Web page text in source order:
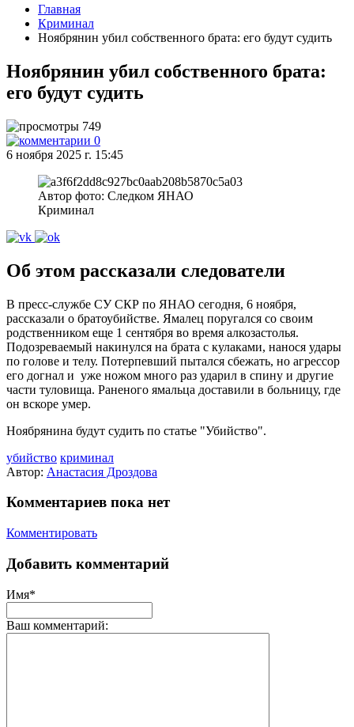
Главная
Криминал
Ноябрянин убил собственного брата: его будут судить
Ноябрянин убил собственного брата:
его будут судить
749
0
6 ноября 2025 г. 15:45
Автор фото: Следком ЯНАО
Криминал
Об этом рассказали следователи
В пресс-службе СУ СКР по ЯНАО сегодня, 6 ноября,
рассказали о братоубийстве. Ямалец поругался со своим
родственником еще 1 сентября во время алкозастолья.
Подозреваемый накинулся на брата с кулаками, нанося удары
по голове и телу. Потерпевший пытался сбежать, но агрессор
его догнал и уже ножом много раз ударил в спину и другие
части туловища. Раненого ямальца доставили в больницу, где
он вскоре умер.
Ноябрянина будут судить по статье "Убийство".
убийство криминал
Автор: Анастасия Дроздова
Комментариев пока нет
Комментировать
Добавить комментарий
Имя*
Ваш комментарий: